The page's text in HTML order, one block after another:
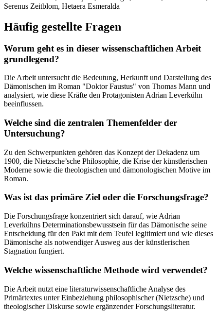
Serenus Zeitblom, Hetaera Esmeralda
Häufig gestellte Fragen
Worum geht es in dieser wissenschaftlichen Arbeit
grundlegend?
Die Arbeit untersucht die Bedeutung, Herkunft und Darstellung des
Dämonischen im Roman "Doktor Faustus" von Thomas Mann und
analysiert, wie diese Kräfte den Protagonisten Adrian Leverkühn
beeinflussen.
Welche sind die zentralen Themenfelder der
Untersuchung?
Zu den Schwerpunkten gehören das Konzept der Dekadenz um
1900, die Nietzsche’sche Philosophie, die Krise der künstlerischen
Moderne sowie die theologischen und dämonologischen Motive im
Roman.
Was ist das primäre Ziel oder die Forschungsfrage?
Die Forschungsfrage konzentriert sich darauf, wie Adrian
Leverkühns Determinationsbewusstsein für das Dämonische seine
Entscheidung für den Pakt mit dem Teufel legitimiert und wie dieses
Dämonische als notwendiger Ausweg aus der künstlerischen
Stagnation fungiert.
Welche wissenschaftliche Methode wird verwendet?
Die Arbeit nutzt eine literaturwissenschaftliche Analyse des
Primärtextes unter Einbeziehung philosophischer (Nietzsche) und
theologischer Diskurse sowie ergänzender Forschungsliteratur.